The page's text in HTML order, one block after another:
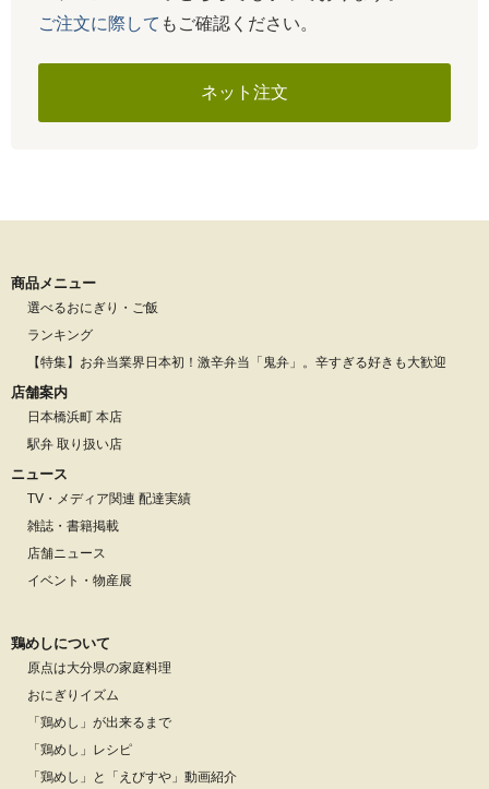
ご注文に際して もご確認ください。
ネット注文
商品メニュー
選べるおにぎり・ご飯
ランキング
【特集】お弁当業界日本初！激辛弁当「鬼弁」。辛すぎる好きも大歓迎
店舗案内
日本橋浜町 本店
駅弁 取り扱い店
ニュース
TV・メディア関連 配達実績
雑誌・書籍掲載
店舗ニュース
イベント・物産展
鶏めしについて
原点は大分県の家庭料理
おにぎりイズム
「鶏めし」が出来るまで
「鶏めし」レシピ
「鶏めし」と「えびすや」動画紹介